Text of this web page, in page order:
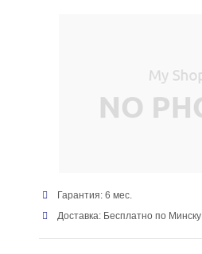
Гарантия: 6 мес.
Доставка: Бесплатно по Минску